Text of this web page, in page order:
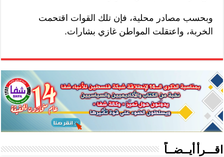
وبحسب مصادر محلية، فإن تلك القوات اقتحمت
الخربة، واعتقلت المواطن غازي بشارات.
اقـــرأ أيــضــاً